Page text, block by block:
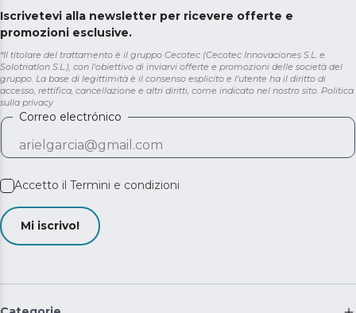
Iscrivetevi alla newsletter per ricevere offerte e
promozioni esclusive.
*Il titolare del trattamento è il gruppo Cecotec (Cecotec Innovaciones S.L. e
Solotriatlon S.L.), con l'obiettivo di inviarvi offerte e promozioni delle società del
gruppo. La base di legittimità è il consenso esplicito e l'utente ha il diritto di
accesso, rettifica, cancellazione e altri diritti, come indicato nel nostro sito. Politica
sulla privacy
Correo electrónico
Accetto il Termini e condizioni
Mi iscrivo!